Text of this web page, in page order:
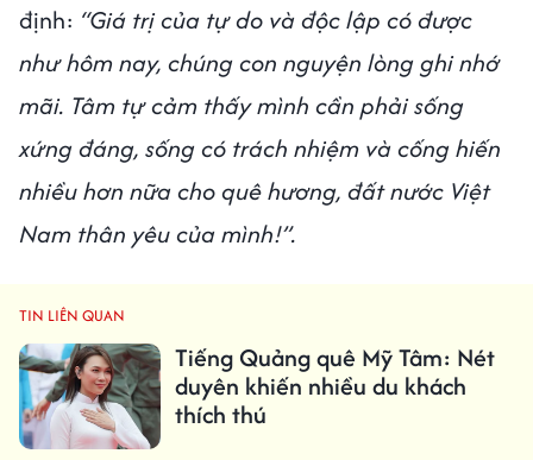
định: “Giá trị của tự do và độc lập có được
như hôm nay, chúng con nguyện lòng ghi nhớ
mãi. Tâm tự cảm thấy mình cần phải sống
xứng đáng, sống có trách nhiệm và cống hiến
nhiều hơn nữa cho quê hương, đất nước Việt
Nam thân yêu của mình!”.
TIN LIÊN QUAN
Tiếng Quảng quê Mỹ Tâm: Nét
duyên khiến nhiều du khách
thích thú